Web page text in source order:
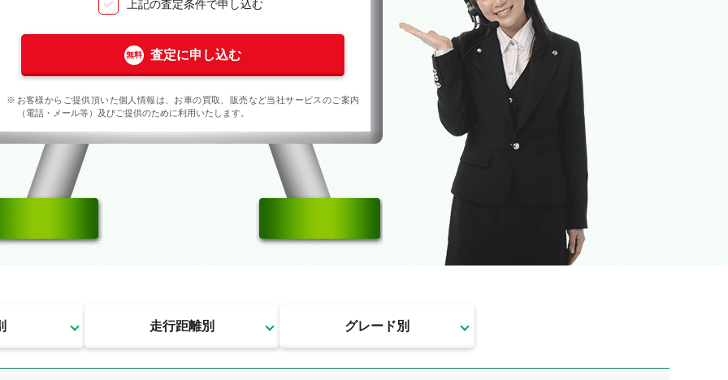
上記の査定条件で申し込む
査定に申し込む
お客様からご提供頂いた個人情報は、お車の買取、販売など当社サービスのご案内
（電話・メール等）及びご提供のために利用いたします。
走行距離別 グレード別